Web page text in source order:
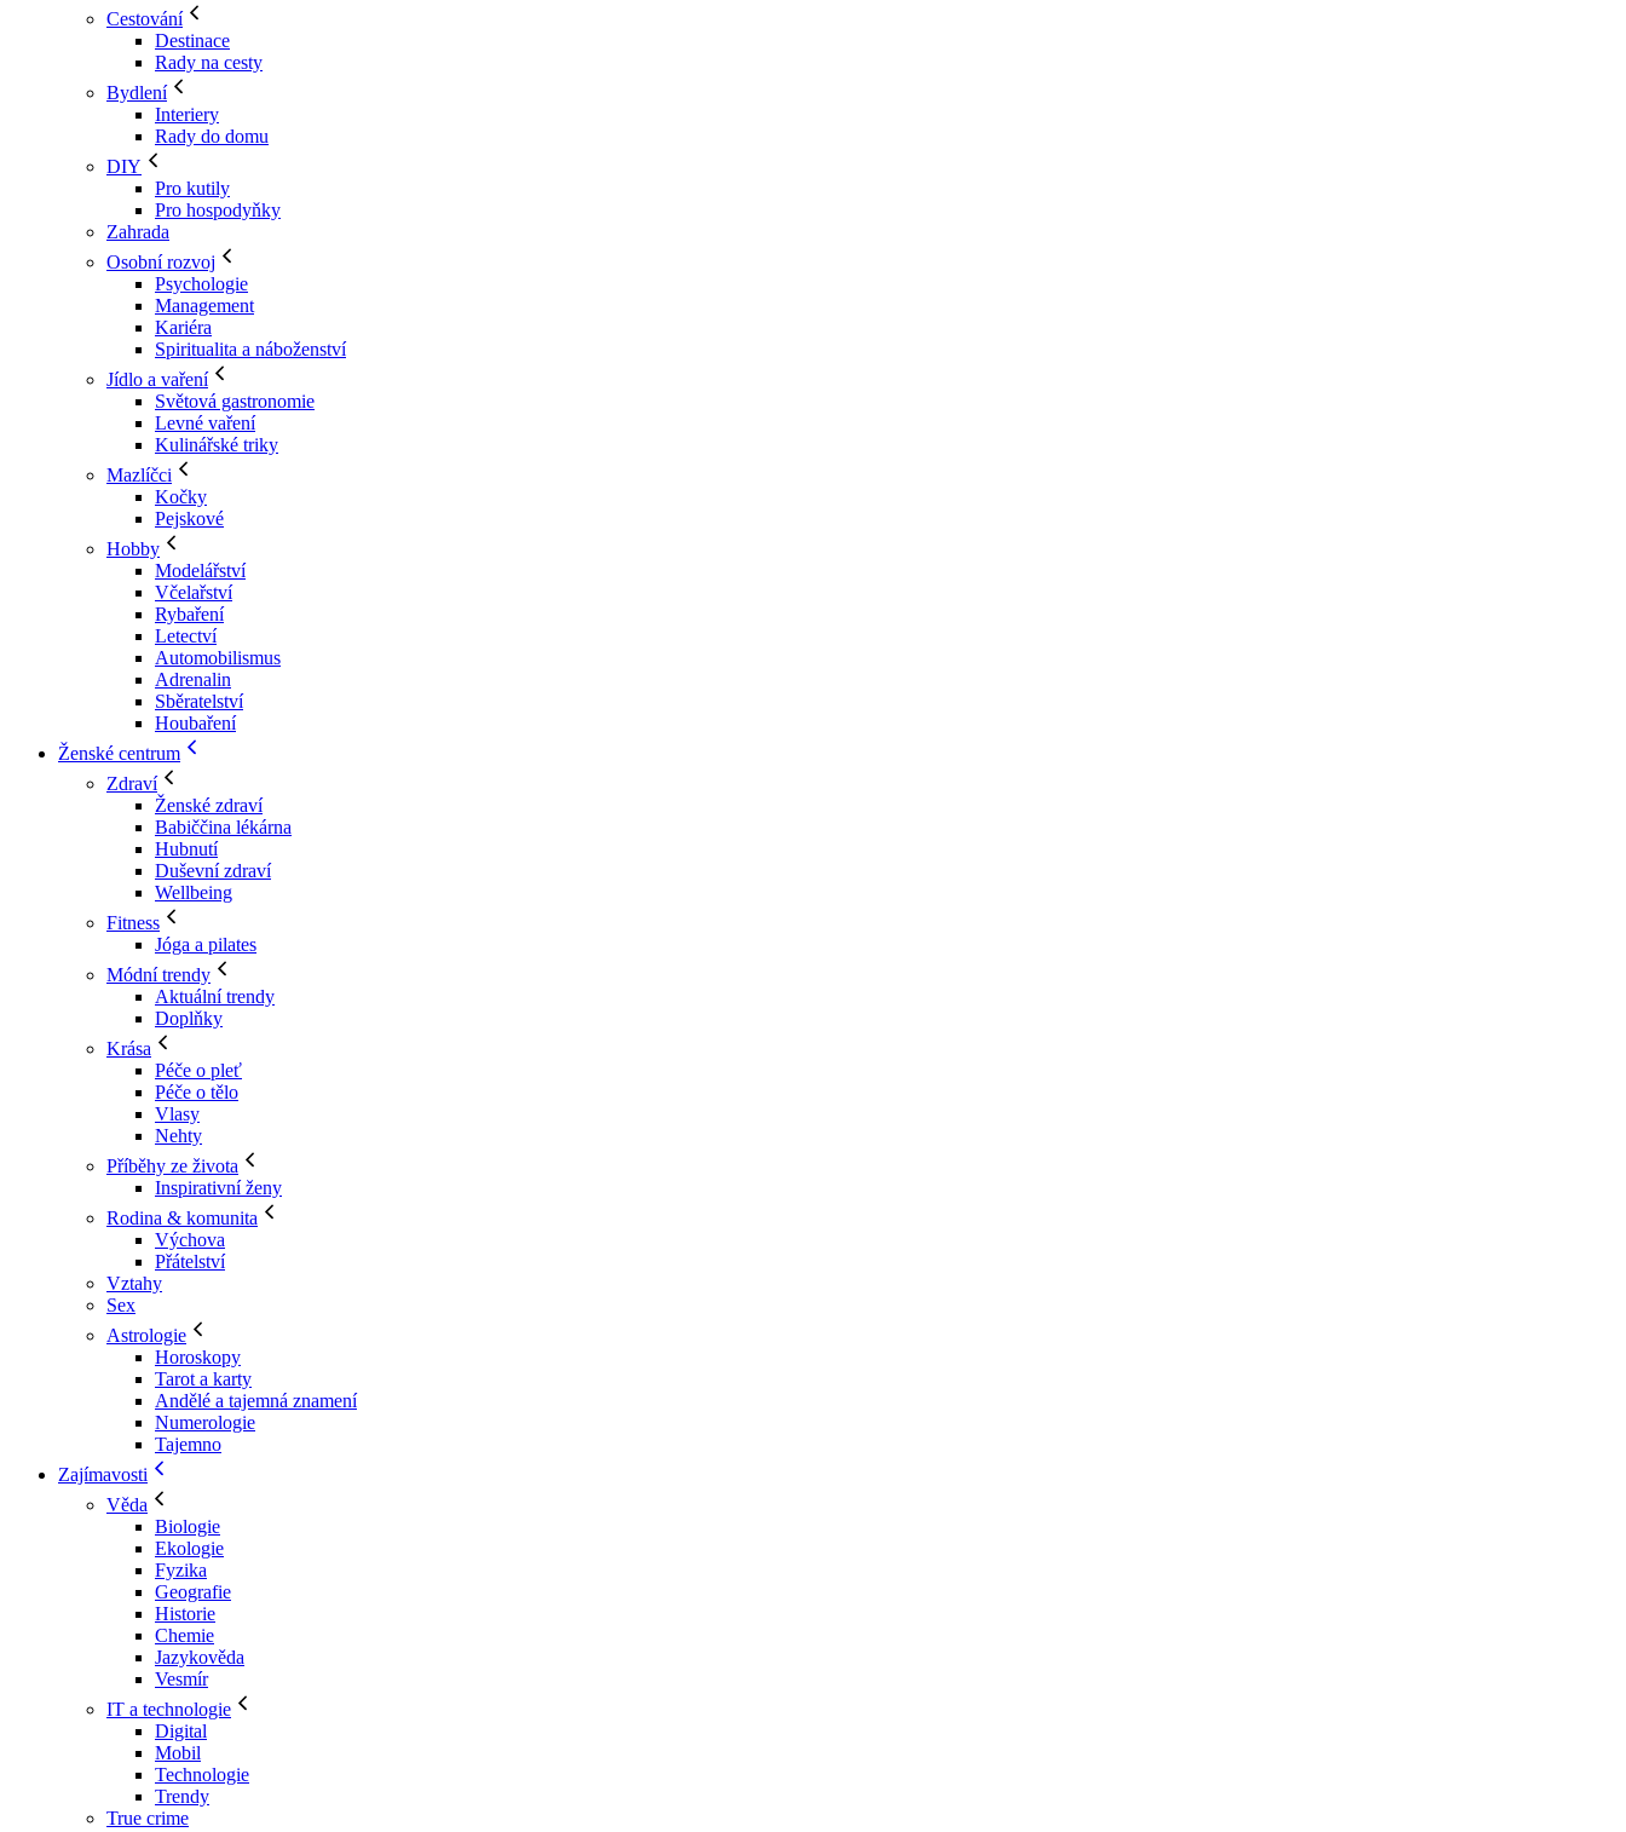
Cestování
Destinace
Rady na cesty
Bydlení
Interiery
Rady do domu
DIY
Pro kutily
Pro hospodyňky
Zahrada
Osobní rozvoj
Psychologie
Management
Kariéra
Spiritualita a náboženství
Jídlo a vaření
Světová gastronomie
Levné vaření
Kulinářské triky
Mazlíčci
Kočky
Pejskové
Hobby
Modelářství
Včelařství
Rybaření
Letectví
Automobilismus
Adrenalin
Sběratelství
Houbaření
Ženské centrum
Zdraví
Ženské zdraví
Babiččina lékárna
Hubnutí
Duševní zdraví
Wellbeing
Fitness
Jóga a pilates
Módní trendy
Aktuální trendy
Doplňky
Krása
Péče o pleť
Péče o tělo
Vlasy
Nehty
Příběhy ze života
Inspirativní ženy
Rodina & komunita
Výchova
Přátelství
Vztahy
Sex
Astrologie
Horoskopy
Tarot a karty
Andělé a tajemná znamení
Numerologie
Tajemno
Zajímavosti
Věda
Biologie
Ekologie
Fyzika
Geografie
Historie
Chemie
Jazykověda
Vesmír
IT a technologie
Digital
Mobil
Technologie
Trendy
True crime